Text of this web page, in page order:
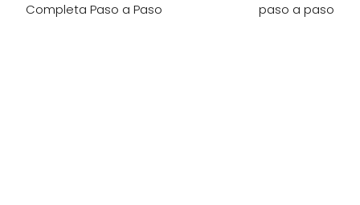
Completa Paso a Paso
paso a paso